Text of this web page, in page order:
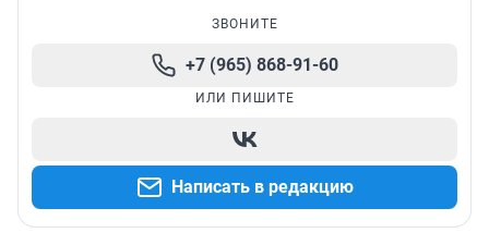
ЗВОНИТЕ
+7 (965) 868-91-60
ИЛИ ПИШИТЕ
Написать в редакцию